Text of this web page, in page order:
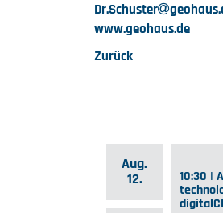
Dr.Schuster
www.geohaus.de
Zurück
Aug.
12.
10:30 |